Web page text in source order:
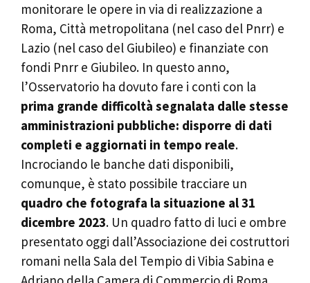
monitorare le opere in via di realizzazione a
Roma, Città metropolitana (nel caso del Pnrr) e
Lazio (nel caso del Giubileo) e finanziate con
fondi Pnrr e Giubileo. In questo anno,
l’Osservatorio ha dovuto fare i conti con la
prima grande difficoltà segnalata dalle stesse
amministrazioni pubbliche: disporre di dati
completi e aggiornati in tempo reale.
Incrociando le banche dati disponibili,
comunque, è stato possibile tracciare un
quadro che fotografa la situazione al 31
dicembre 2023. Un quadro fatto di luci e ombre
presentato oggi dall’Associazione dei costruttori
romani nella Sala del Tempio di Vibia Sabina e